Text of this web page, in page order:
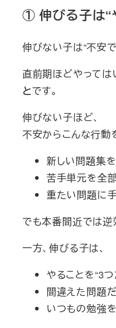
① 伸びる子は“
伸びない子は“不安
直前期ほどやって
とです。
伸びない子ほど、
不安からこんな行動
新しい問題集
苦手単元を全
重たい問題に
でも本番間近では逆
一方、伸びる子は、
やることを“3
間違えた問題
いつもの勉強